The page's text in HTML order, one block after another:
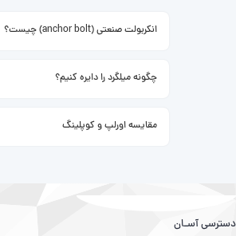
انکربولت صنعتی (anchor bolt) چیست؟
چگونه میلگرد را دایره کنیم؟
مقایسه اورلپ و کوپلینگ
دسترسی آسـان